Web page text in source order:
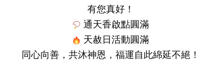
有您真好！
通天香啟點圓滿
天赦日活動圓滿
同心向善，共沐神恩，福運自此綿延不絕！